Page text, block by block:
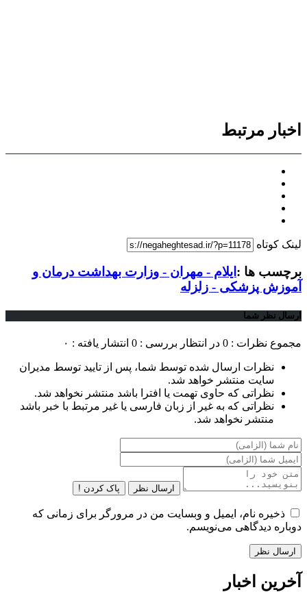
اخبار مرتبط
لینک کوتاه
برچسب ها : ایلام - مهران - وزارت بهداشت درمان و
آموزش پزشکی - زلزله
ارسال نظر شما
مجموع نظرات : 0 در انتظار بررسی : 0 انتشار یافته : ۰
نظرات ارسال شده توسط شما، پس از تایید توسط مدیران
سایت منتشر خواهد شد.
نظراتی که حاوی تهمت یا افترا باشد منتشر نخواهد شد.
نظراتی که به غیر از زبان فارسی یا غیر مرتبط با خبر باشد
منتشر نخواهد شد.
ارسال نظر پاک کردن !
ذخیره نام، ایمیل و وبسایت من در مرورگر برای زمانی که
دوباره دیدگاهی می‌نویسم.
آخرین اخبار